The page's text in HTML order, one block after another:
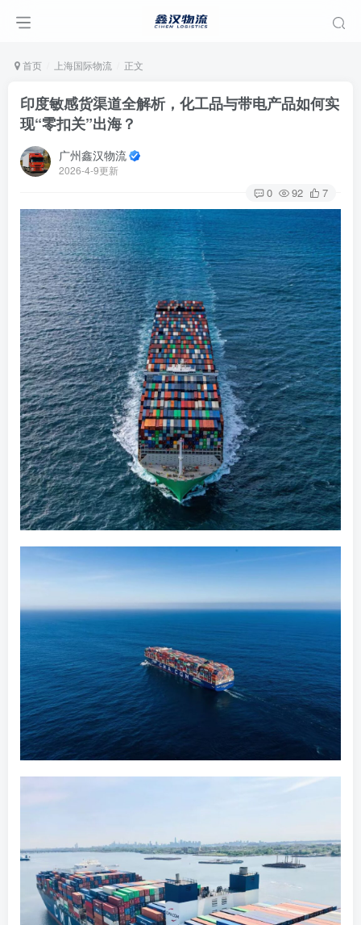
首页 上海国际物流 正文
印度敏感货渠道全解析，化工品与带电产品如何实
现“零扣关”出海？
广州鑫汉物流
2026-4-9更新
0 92 7